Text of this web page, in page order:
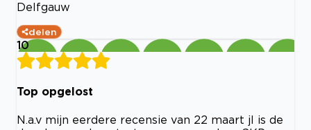
Delfgauw
delen
10
Top opgelost
N.a.v mijn eerdere recensie van 22 maart jl is de